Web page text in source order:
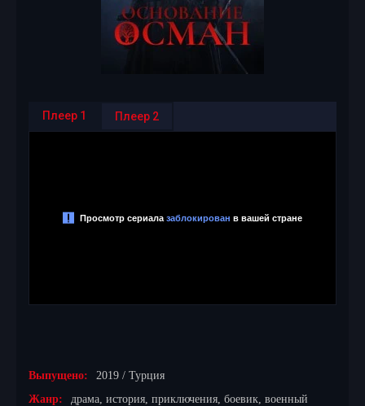
Плеер 1 Плеер 2
Выпущено:
2019 / Турция
Жанр:
драма, история, приключения, боевик, военный